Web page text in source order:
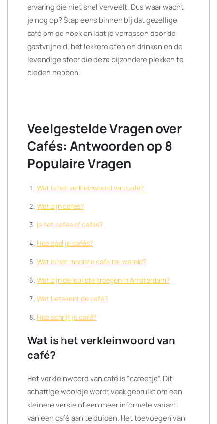
ervaring die niet snel verveelt. Dus waar wacht
je nog op? Stap eens binnen bij dat gezellige
café om de hoek en laat je verrassen door de
gastvrijheid, het lekkere eten en drinken en de
levendige sfeer die deze bijzondere plekken te
bieden hebben.
Veelgestelde Vragen over
Cafés: Antwoorden op 8
Populaire Vragen
Wat is het verkleinwoord van café?
Wat zijn cafés?
Is het cafés of cafés?
Hoe spel je cafés?
Wat is het mooiste café ter wereld?
Wat zijn de leukste kroegen in Amsterdam?
Wat betekent de café?
Hoe schrijf je café?
Wat is het verkleinwoord van
café?
Het verkleinwoord van café is “cafeetje”. Dit
schattige woordje wordt vaak gebruikt om een
kleinere versie of een meer informele variant
van een café aan te duiden. Het toevoegen van